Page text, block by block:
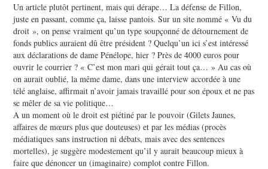
Un article plutôt pertinent, mais qui dérape… La défense de Fillon,
juste en passant, comme ça, laisse pantois. Sur un site nommé « Vu du
droit », on pense vraiment qu’un type soupçonné de détournement de
fonds publics auraient dû être président ? Quelqu’un ici s’est intéressé
aux déclarations de dame Pénélope, hier ? Près de 4000 euros pour
ouvrir le courrier ? « C’est mon mari qui gérait tout ça… » Au cas où
on aurait oublié, la même dame, dans une interview accordée à une
télé anglaise, affirmait n’avoir jamais travaillé pour son époux et ne pas
se mêler de sa vie politique…
A un moment où le droit est piétiné par le pouvoir (Gilets Jaunes,
affaires de mœurs plus que douteuses) et par les médias (procès
médiatiques sans instruction ni débats, mais avec des sentences
mortelles), je suggère modestement qu’il y aurait beaucoup mieux à
faire que dénoncer un (imaginaire) complot contre Fillon.